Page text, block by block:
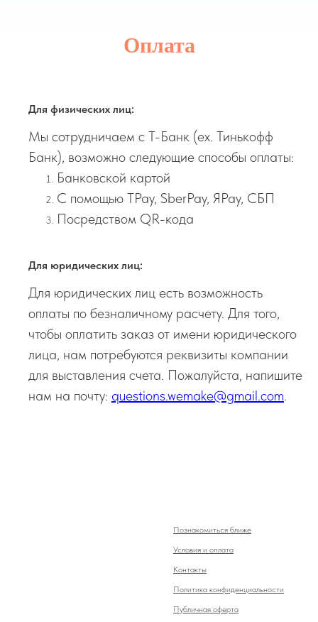
Оплата
Для физических лиц:
Мы сотрудничаем с Т-Банк (ex. Тинькофф
Банк), возможно следующие способы оплаты:
Банковской картой
С помощью TPay, SberPay, ЯPay, СБП
Посредством QR-кода
Для юридических лиц:
Для юридических лиц есть возможность
оплаты по безналичному расчету. Для того,
чтобы оплатить заказ от имени юридического
лица, нам потребуются реквизиты компании
для выставления счета. Пожалуйста, напишите
нам на почту: questions.wemake@gmail.com.
Познакомиться ближе
Условия и оплата
Контакты
Политика конфиденциальности
Публичная оферта